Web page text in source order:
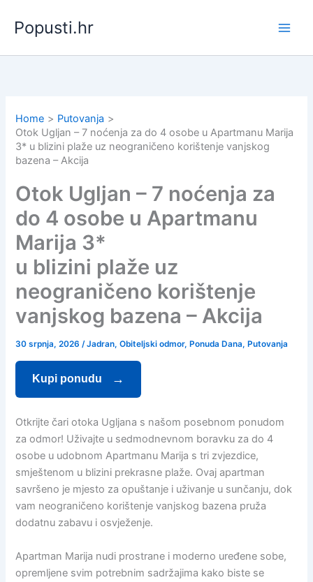
content
Popusti.hr
Home
Putovanja
Otok Ugljan – 7 noćenja za do 4 osobe u Apartmanu Marija
3* u blizini plaže uz neograničeno korištenje vanjskog
bazena – Akcija
Otok Ugljan – 7 noćenja za
do 4 osobe u Apartmanu
Marija 3*
u blizini plaže uz
neograničeno korištenje
vanjskog bazena – Akcija
30 srpnja, 2026/Jadran,Obiteljski odmor, Ponuda Dana, Putovanja
Kupi ponudu
Otkrijte čari otoka Ugljana s našom posebnom ponudom
za odmor! Uživajte u sedmodnevnom boravku za do 4
osobe u udobnom Apartmanu Marija s tri zvjezdice,
smještenom u blizini prekrasne plaže. Ovaj apartman
savršeno je mjesto za opuštanje i uživanje u sunčanju, dok
vam neograničeno korištenje vanjskog bazena pruža
dodatnu zabavu i osvježenje.
Apartman Marija nudi prostrane i moderno uređene sobe,
opremljene svim potrebnim sadržajima kako biste se